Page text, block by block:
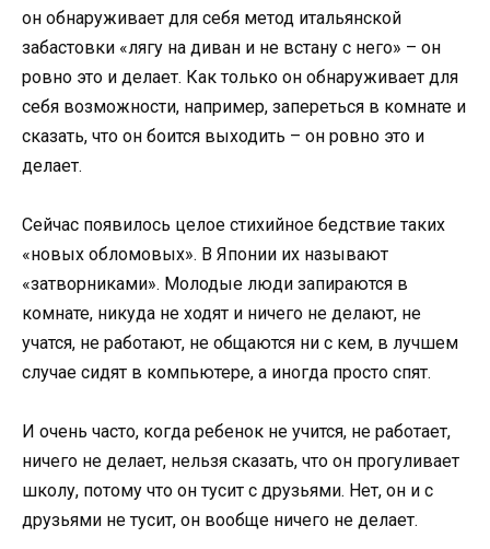
он обнаруживает для себя метод итальянской
забастовки «лягу на диван и не встану с него» – он
ровно это и делает. Как только он обнаруживает для
себя возможности, например, запереться в комнате и
сказать, что он боится выходить – он ровно это и
делает.
Сейчас появилось целое стихийное бедствие таких
«новых обломовых». В Японии их называют
«затворниками». Молодые люди запираются в
комнате, никуда не ходят и ничего не делают, не
учатся, не работают, не общаются ни с кем, в лучшем
случае сидят в компьютере, а иногда просто спят.
И очень часто, когда ребенок не учится, не работает,
ничего не делает, нельзя сказать, что он прогуливает
школу, потому что он тусит с друзьями. Нет, он и с
друзьями не тусит, он вообще ничего не делает.